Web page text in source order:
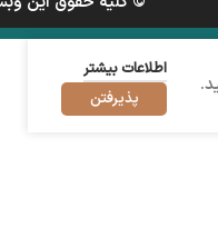
اطلاعات بیشتر
پذیرفتن